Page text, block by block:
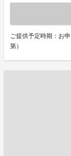
ご提供予定時期：お
第）